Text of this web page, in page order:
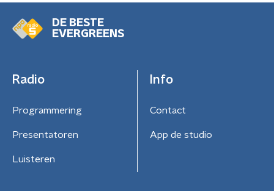
DE BESTE
EVERGREENS
Radio
Programmering
Presentatoren
Luisteren
Info
Contact
App de studio